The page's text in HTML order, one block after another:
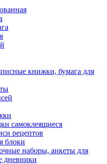
книжки, бумага для
самоклеящиеся
рецептов
блоки
наборы, анкеты для
дневники